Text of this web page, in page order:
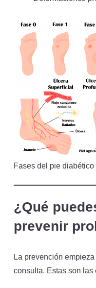
Fases del pie diabético
¿Qué
prevenir
La prevención
consulta. Estas son las